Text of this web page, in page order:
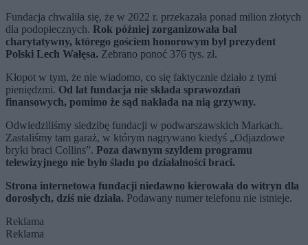
Fundacja chwaliła się, że w 2022 r. przekazała ponad milion złotych
dla podopiecznych. Rok później zorganizowała bal
charytatywny, którego gościem honorowym był prezydent
Polski Lech Wałęsa. Zebrano ponoć 376 tys. zł.
Kłopot w tym, że nie wiadomo, co się faktycznie działo z tymi
pieniędzmi. Od lat fundacja nie składa sprawozdań
finansowych, pomimo że sąd nakłada na nią grzywny.
Odwiedziliśmy siedzibę fundacji w podwarszawskich Markach.
Zastaliśmy tam garaż, w którym nagrywano kiedyś „Odjazdowe
bryki braci Collins”. Poza dawnym szyldem programu
telewizyjnego nie było śladu po działalności braci.
Strona internetowa fundacji niedawno kierowała do witryn dla
dorosłych, dziś nie działa. Podawany numer telefonu nie istnieje.
Reklama
Reklama